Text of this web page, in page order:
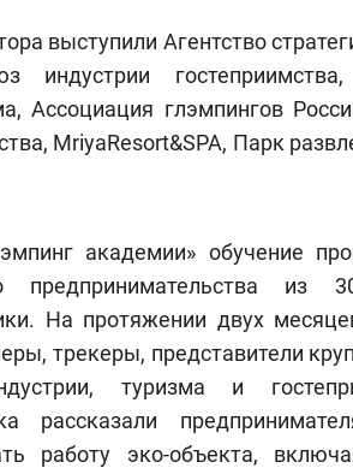
выступили Агентство
индустрии
Ассоциация глэмпингов
MriyaResort&SPA, Парк
академии» обучение
из
На протяжении двух
трекеры, представители
туризма и
рассказали
работу эко-объекта,